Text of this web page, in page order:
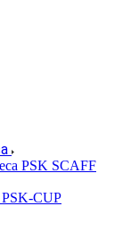
PSK SCAFF
CUP